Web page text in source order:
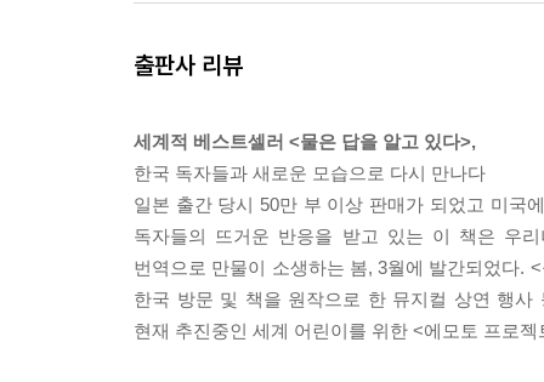
물은 정보를 기억하고 지구를 순환하는 것으로 그
물이 보여주는 놀랍고 아름다운 결정을 볼 때마다
만드는 결정의 단정한 아름다움. ‘사랑·감사’에
---본문 중에서
‘사랑과 감사’의 결정이다.
키워드라는 것을.
출판사 리뷰
세계적 베스트셀러 <물은 답을 알고 있다>,
한국 독자들과 새로운 모습으로 다시 만나다
일본 출간 당시 50만 부 이상 판매가 되었고 미국
독자들의 뜨거운 반응을 받고 있는 이 책은 우
번역으로 만물이 소생하는 봄, 3월에 발간되었다.
한국 방문 및 책을 원작으로 한 뮤지컬 상연 행
현재 추진중인 세계 어린이를 위한 <에모토 프로